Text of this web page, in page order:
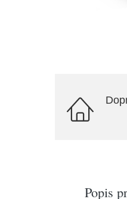
Popis